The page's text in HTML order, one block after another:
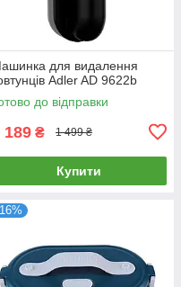
для видалення
Adler AD 9622b
до відправки
189 ₴ 1 499 ₴
Купити